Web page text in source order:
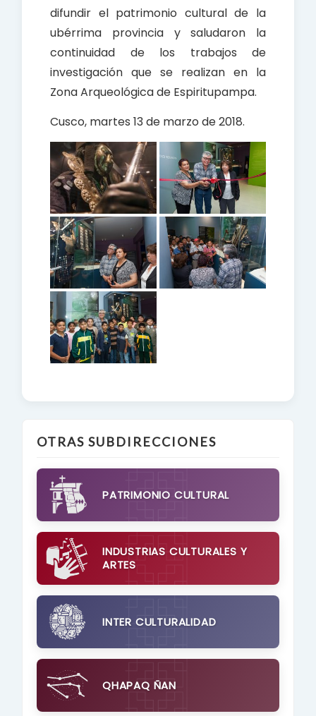
difundir el patrimonio cultural de la
ubérrima provincia y saludaron la
continuidad de los trabajos de
investigación que se realizan en la
Zona Arqueológica de Espiritupampa.
Cusco, martes 13 de marzo de 2018.
OTRAS SUBDIRECCIONES
PATRIMONIO CULTURAL
INDUSTRIAS CULTURALES Y
ARTES
INTER CULTURALIDAD
QHAPAQ ÑAN